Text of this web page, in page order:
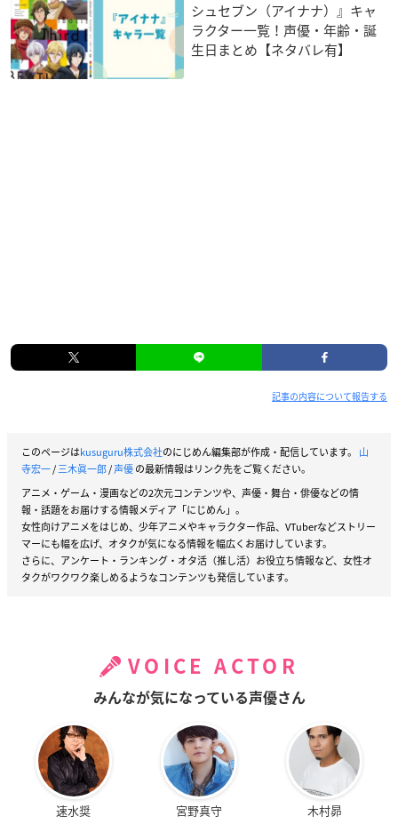
シュセブン（アイナナ）』キャ
ラクター一覧！声優・年齢・誕
生日まとめ【ネタバレ有】
記事の内容について報告する
このページはkusuguru株式会社のにじめん編集部が作成・配信しています。 山
寺宏一/三木眞一郎/声優の最新情報はリンク先をご覧ください。
アニメ・ゲーム・漫画などの2次元コンテンツや、声優・舞台・俳優などの情
報・話題をお届けする情報メディア「にじめん」。
女性向けアニメをはじめ、少年アニメやキャラクター作品、VTuberなどストリー
マーにも幅を広げ、オタクが気になる情報を幅広くお届けしています。
さらに、アンケート・ランキング・オタ活（推し活）お役立ち情報など、女性オ
タクがワクワク楽しめるようなコンテンツも発信しています。
VOICE ACTOR
みんなが気になっている声優さん
速水奨 宮野真守 木村昴